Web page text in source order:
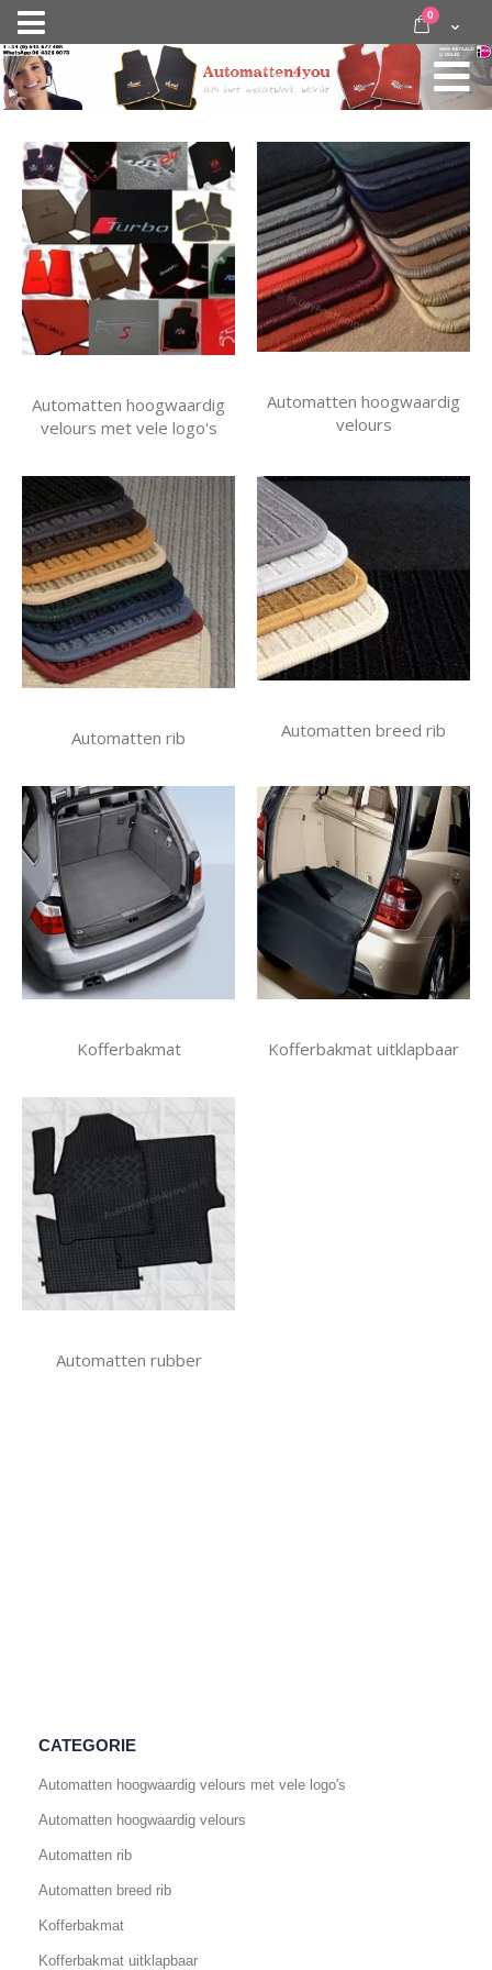
Nav
activeren
door
inhoud
Cart
0 items
Automatten hoogwaardig
velours met vele logo's
Automatten hoogwaardig
velours
Automatten rib Automatten breed rib
Kofferbakmat Kofferbakmat uitklapbaar
Automatten rubber
CATEGORIE
Automatten hoogwaardig velours met vele logo's
Automatten hoogwaardig velours
Automatten rib
Automatten breed rib
Kofferbakmat
Kofferbakmat uitklapbaar